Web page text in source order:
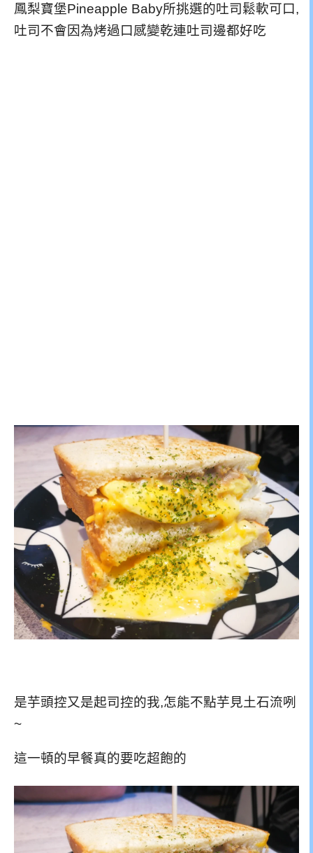
鳳梨寶堡Pineapple Baby所挑選的吐司鬆軟可口,
吐司不會因為烤過口感變乾連吐司邊都好吃
是芋頭控又是起司控的我,怎能不點芋見土石流咧
~
這一頓的早餐真的要吃超飽的